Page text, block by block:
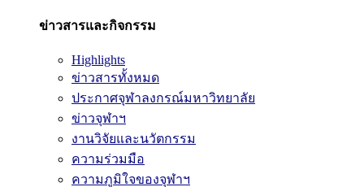
ข่าวสารและกิจกรรม
Highlights
ข่าวสารทั้งหมด
ประกาศจุฬาลงกรณ์มหาวิทยาลัย
ข่าวจุฬาฯ
งานวิจัยและนวัตกรรม
ความร่วมมือ
ความภูมิใจของจุฬาฯ